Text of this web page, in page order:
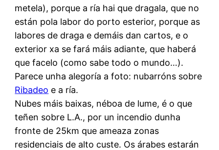
metela), porque a ría hai que dragala, que no
están pola labor do porto esterior, porque as
labores de draga e demáis dan cartos, e o
exterior xa se fará máis adiante, que haberá
que facelo (como sabe todo o mundo…).
Parece unha alegoría a foto: nubarróns sobre
Ribadeo e a ría.
Nubes máis baixas, néboa de lume, é o que
teñen sobre L.A., por un incendio dunha
fronte de 25km que ameaza zonas
residenciais de alto custe. Os árabes estarán